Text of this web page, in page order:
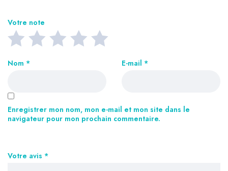
Votre note
Votre avis *
Nom * E-mail *
Enregistrer mon nom, mon e-mail et mon site dans le
navigateur pour mon prochain commentaire.